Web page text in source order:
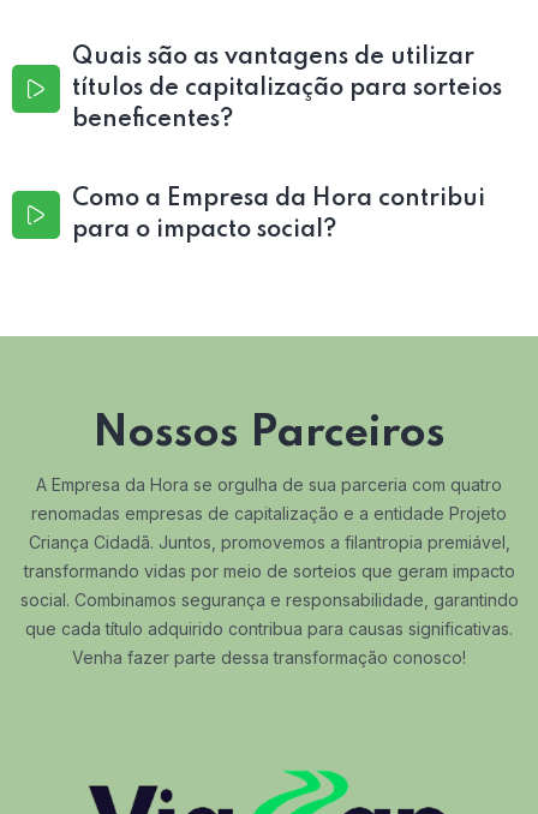
Quais são as vantagens de utilizar
títulos de capitalização para sorteios
beneficentes?
Como a Empresa da Hora contribui
para o impacto social?
Nossos Parceiros
A Empresa da Hora se orgulha de sua parceria com quatro
renomadas empresas de capitalização e a entidade Projeto
Criança Cidadã. Juntos, promovemos a filantropia premiável,
transformando vidas por meio de sorteios que geram impacto
social. Combinamos segurança e responsabilidade, garantindo
que cada título adquirido contribua para causas significativas.
Venha fazer parte dessa transformação conosco!